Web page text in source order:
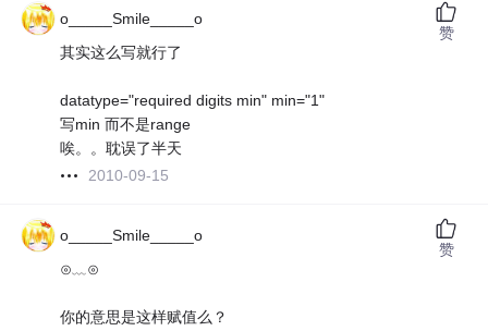
o_____Smile_____o
其实这么写就行了
datatype="required digits min" min="1"
写min 而不是range
唉。。耽误了半天
2010-09-15
赞
o_____Smile_____o
⊙﹏⊙
你的意思是这样赋值么？
赞